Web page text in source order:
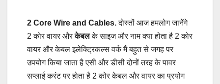
2 Core Wire and Cables.दोस्तों आज हमलोग जानेेंगे
2 कोर वायर औरकेबलके साइज और नाम क्या होता है 2 कोर
वायर और केबल इलेक्ट्रिकल्स वर्क मैं बहुत से जगह पर
उपयोग किया जाता है एसी और डीसी दोनों तरह के पावर
सप्लाई करंट पर होता है 2 कोर केबल और वायर का प्रयोग